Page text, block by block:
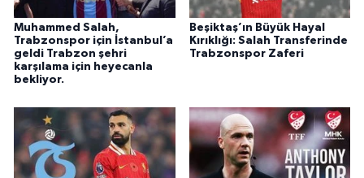
Muhammed Salah,
Trabzonspor için İstanbul’a
geldi Trabzon şehri
karşılama için heyecanla
bekliyor.
Beşiktaş’ın Büyük Hayal
Kırıklığı: Salah Transferinde
Trabzonspor Zaferi